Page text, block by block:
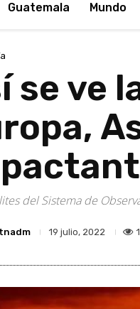
Guatemala Mundo
se ve
del Sistema de
tnadm 19 julio, 2022